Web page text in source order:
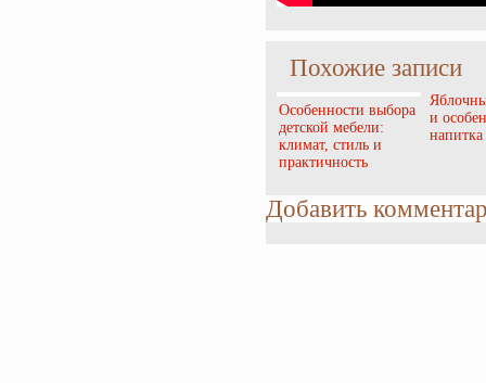
Похожие записи
Особенности выбора
детской мебели:
климат, стиль и
практичность
и
напитка
Добавить